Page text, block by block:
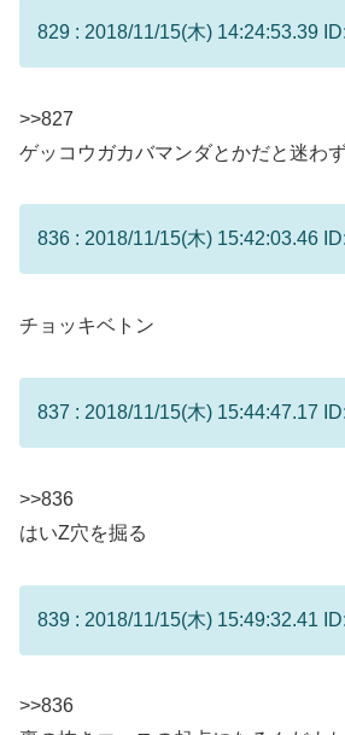
829 : 2018/11/15(木) 14:24:53.39
>>827
ゲッコウガカバマンダとかだと迷わ
836 : 2018/11/15(木) 15:42:03.46
チョッキベトン
837 : 2018/11/15(木) 15:44:47.17
>>836
はいZ穴を掘る
839 : 2018/11/15(木) 15:49:32.41
>>836